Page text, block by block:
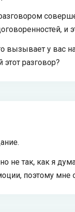
вызывает у вас
этот разговор?
не так, как я
поэтому мне